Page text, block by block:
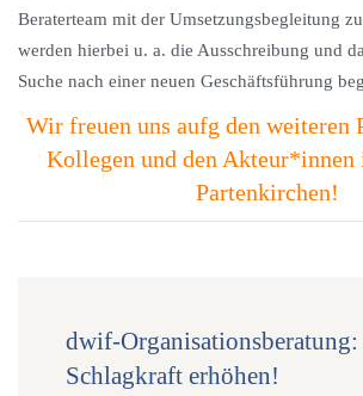
Beraterteam mit der Umsetzungsbegleitung
werden hierbei u. a. die Ausschreibung und
Suche nach einer neuen Geschäftsführung
Wir freuen uns aufg den weiteren
Kollegen und den Akteur*innen
Partenkirchen!
dwif-Organisationsberatung:
Schlagkraft erhöhen!